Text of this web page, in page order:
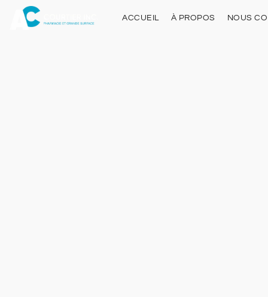
ACCUEIL À PROPOS NOUS